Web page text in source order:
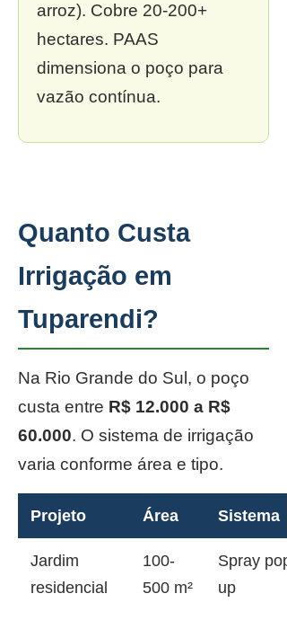
arroz). Cobre 20-200+
hectares. PAAS
dimensiona o poço para
vazão contínua.
Quanto Custa
Irrigação em
Tuparendi?
Na Rio Grande do Sul, o poço
custa entre R$ 12.000 a R$
60.000. O sistema de irrigação
varia conforme área e tipo.
Projeto Área Sistema
Jardim
residencial
100-
500 m²
Spray pop-
up